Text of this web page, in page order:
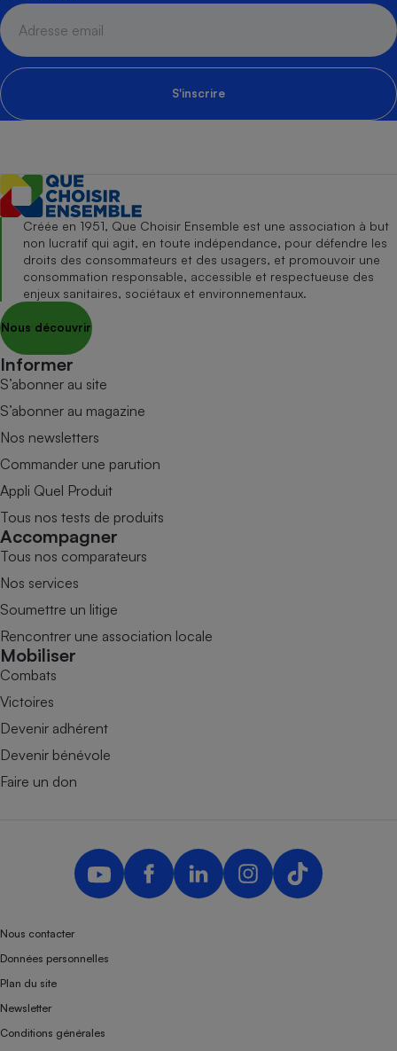
S'inscrire
Créée en 1951, Que Choisir Ensemble est une association à but
non lucratif qui agit, en toute indépendance, pour défendre les
droits des consommateurs et des usagers, et promouvoir une
consommation responsable, accessible et respectueuse des
enjeux sanitaires, sociétaux et environnementaux.
Nous découvrir
Informer
S’abonner au site
S’abonner au magazine
Nos newsletters
Commander une parution
Appli Quel Produit
Tous nos tests de produits
Accompagner
Tous nos comparateurs
Nos services
Soumettre un litige
Rencontrer une association locale
Mobiliser
Combats
Victoires
Devenir adhérent
Devenir bénévole
Faire un don
Nous contacter
Données personnelles
Plan du site
Newsletter
Conditions générales